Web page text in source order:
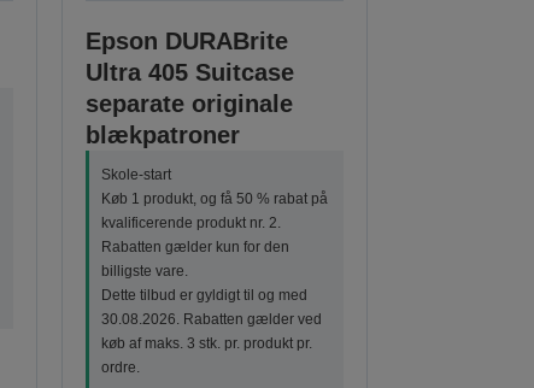
Epson DURABrite
Ultra 405 Suitcase
separate originale
blækpatroner
Skole-start
Køb 1 produkt, og få 50 % rabat på
kvalificerende produkt nr. 2.
Rabatten gælder kun for den
billigste vare.
Dette tilbud er gyldigt til og med
30.08.2026. Rabatten gælder ved
køb af maks. 3 stk. pr. produkt pr.
ordre.